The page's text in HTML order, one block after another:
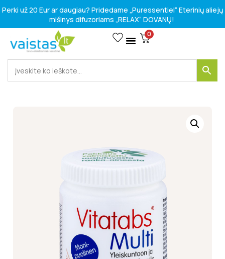
Perki už 20 Eur ar daugiau? Pridedame „Puressentiel“ Eterinių aliejų
mišinys difuzoriams „RELAX“ DOVANŲ!
0